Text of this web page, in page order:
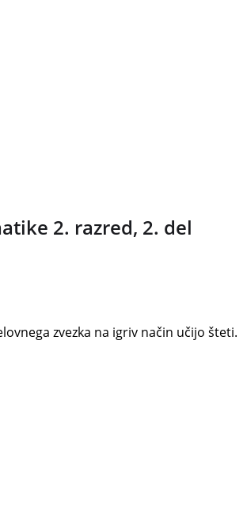
2. razred, 2. del
zvezka na igriv način učijo šteti.